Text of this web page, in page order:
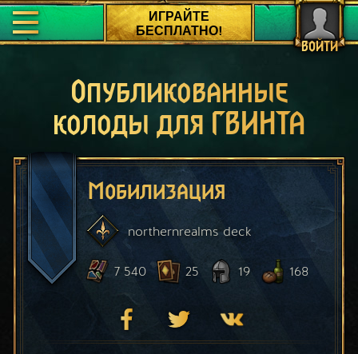
ВОЙТИ
ИГРАЙТЕ
БЕСПЛАТНО!
Опубликованные
колоды для ГВИНТА
Мобилизация
northernrealmsdeck
7 540 25 19 168